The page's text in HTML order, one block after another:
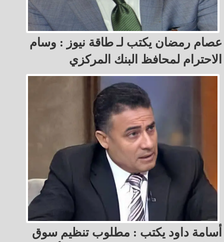
عصام رمضان يكتب لـ طاقة نيوز : ‏وسام
الاحترام لمحافظ البنك المركزي
أسامة داود يكتب : مطلوب تنظيم سوق